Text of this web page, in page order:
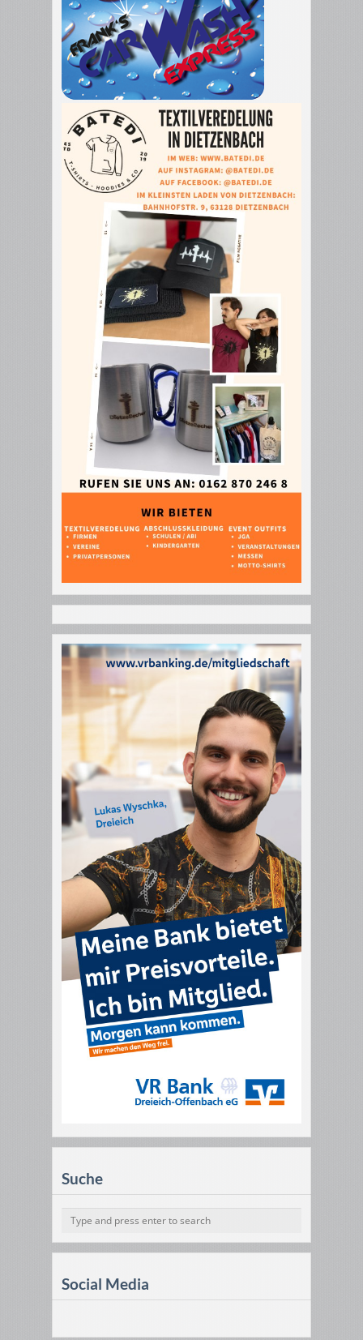
Suche
Social Media